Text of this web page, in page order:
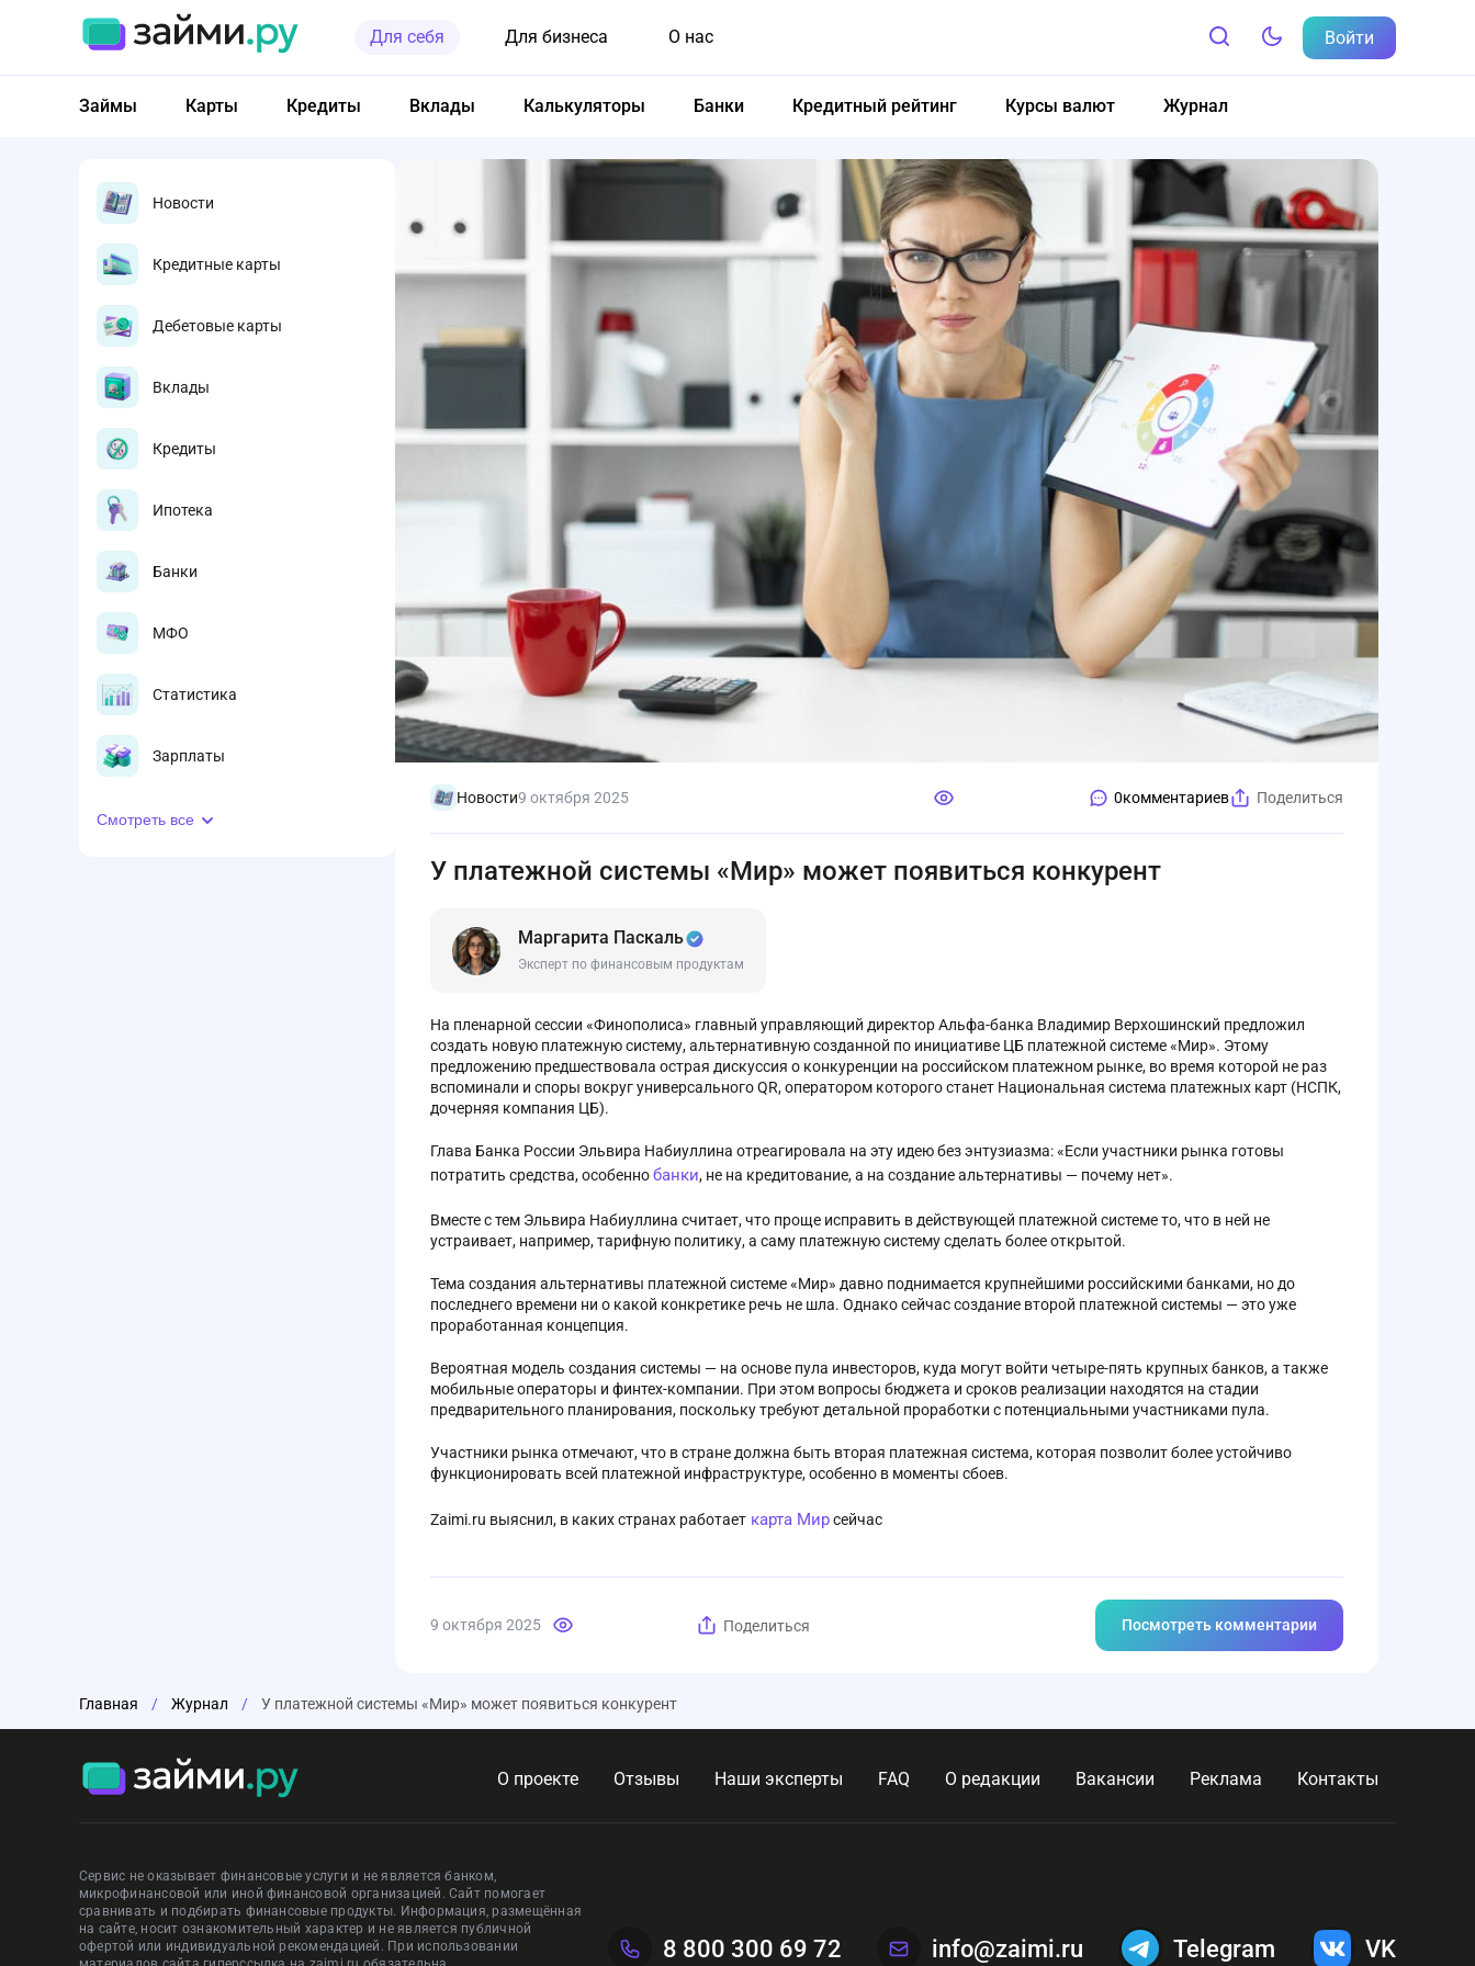
Для себя Для бизнеса О нас Войти
Займы Карты Кредиты Вклады Калькуляторы Банки Кредитный рейтинг Курсы валют Журнал
Новости
Кредитные карты
Дебетовые карты
Вклады
Кредиты
Ипотека
Банки
МФО
Статистика
Зарплаты
Смотреть все
Новости9 октября 2025 0комментариев Поделиться
У платежной системы «Мир» может появиться конкурент
Маргарита Паскаль
Эксперт по финансовым продуктам
На пленарной сессии «Финополиса» главный управляющий директор Альфа-банка Владимир Верхошинский предложил
создать новую платежную систему, альтернативную созданной по инициативе ЦБ платежной системе «Мир». Этому
предложению предшествовала острая дискуссия о конкуренции на российском платежном рынке, во время которой не раз
вспоминали и споры вокруг универсального QR, оператором которого станет Национальная система платежных карт (НСПК,
дочерняя компания ЦБ).
Глава Банка России Эльвира Набиуллина отреагировала на эту идею без энтузиазма: «Если участники рынка готовы
потратить средства, особеннобанки, не на кредитование, а на создание альтернативы — почему нет».
Вместе с тем Эльвира Набиуллина считает, что проще исправить в действующей платежной системе то, что в ней не
устраивает, например, тарифную политику, а саму платежную систему сделать более открытой.
Тема создания альтернативы платежной системе «Мир» давно поднимается крупнейшими российскими банками, но до
последнего времени ни о какой конкретике речь не шла. Однако сейчас создание второй платежной системы — это уже
проработанная концепция.
Вероятная модель создания системы — на основе пула инвесторов, куда могут войти четыре-пять крупных банков, а также
мобильные операторы и финтех-компании. При этом вопросы бюджета и сроков реализации находятся на стадии
предварительного планирования, поскольку требуют детальной проработки с потенциальными участниками пула.
Участники рынка отмечают, что в стране должна быть вторая платежная система, которая позволит более устойчиво
функционировать всей платежной инфраструктуре, особенно в моменты сбоев.
Zaimi.ru выяснил, в каких странах работает карта Мирсейчас
9 октября 2025 Поделиться Посмотреть комментарии
Главная / Журнал / У платежной системы «Мир» может появиться конкурент
О проекте Отзывы Наши эксперты FAQ О редакции Вакансии Реклама Контакты
Сервис не оказывает финансовые услуги и не является банком,
микрофинансовой или иной финансовой организацией. Сайт помогает
сравнивать и подбирать финансовые продукты. Информация, размещённая
на сайте, носит ознакомительный характер и не является публичной
офертой или индивидуальной рекомендацией. При использовании
8 800 300 69 72 info@zaimi.ru Telegram VK